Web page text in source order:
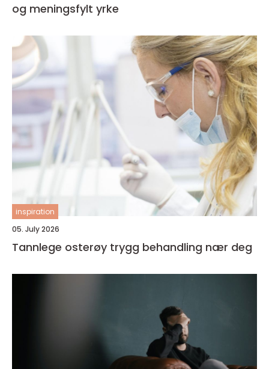
og meningsfylt yrke
inspiration
05. July 2026
Tannlege osterøy trygg behandling nær deg